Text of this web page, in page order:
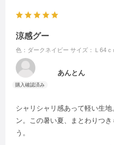
涼感グー
色：ダークネイビー サイズ：Ｌ64ｃ
あんとん
シャリシャリ感あって軽い生
ン。この暑い夏、まとわりつ
う。